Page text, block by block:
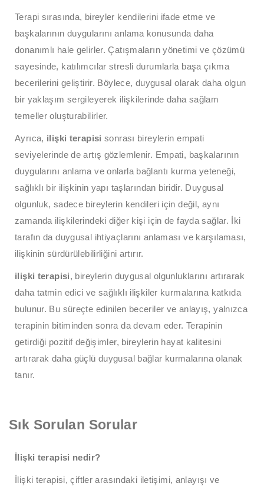
Terapi sırasında, bireyler kendilerini ifade etme ve
başkalarının duygularını anlama konusunda daha
donanımlı hale gelirler. Çatışmaların yönetimi ve çözümü
sayesinde, katılımcılar stresli durumlarla başa çıkma
becerilerini geliştirir. Böylece, duygusal olarak daha olgun
bir yaklaşım sergileyerek ilişkilerinde daha sağlam
temeller oluşturabilirler.
Ayrıca, ilişki terapisi sonrası bireylerin empati
seviyelerinde de artış gözlemlenir. Empati, başkalarının
duygularını anlama ve onlarla bağlantı kurma yeteneği,
sağlıklı bir ilişkinin yapı taşlarından biridir. Duygusal
olgunluk, sadece bireylerin kendileri için değil, aynı
zamanda ilişkilerindeki diğer kişi için de fayda sağlar. İki
tarafın da duygusal ihtiyaçlarını anlaması ve karşılaması,
ilişkinin sürdürülebilirliğini artırır.
ilişki terapisi, bireylerin duygusal olgunluklarını artırarak
daha tatmin edici ve sağlıklı ilişkiler kurmalarına katkıda
bulunur. Bu süreçte edinilen beceriler ve anlayış, yalnızca
terapinin bitiminden sonra da devam eder. Terapinin
getirdiği pozitif değişimler, bireylerin hayat kalitesini
artırarak daha güçlü duygusal bağlar kurmalarına olanak
tanır.
Sık Sorulan Sorular
İlişki terapisi nedir?
İlişki terapisi, çiftler arasındaki iletişimi, anlayışı ve